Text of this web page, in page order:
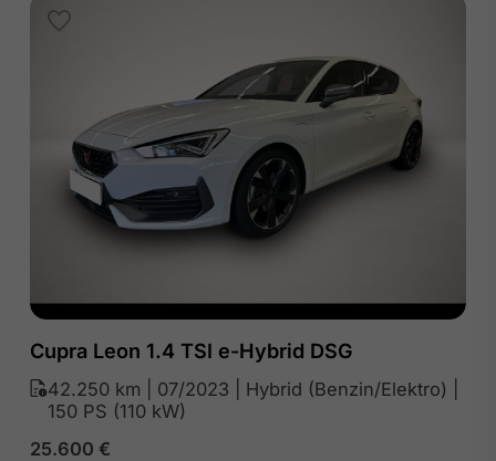
Cupra Leon 1.4 TSI e-Hybrid DSG
42.250 km | 07/2023 | Hybrid (Benzin/Elektro) |
150 PS (110 kW)
25.600 €